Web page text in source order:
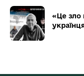
«Це зло